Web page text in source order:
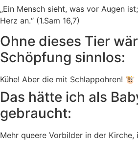
„Ein Mensch sieht, was vor Augen
Herz an.“ (1.Sam 16,7)
Ohne dieses Tier
Schöpfung sinnlos:
Kühe! Aber die mit Schlappohren! 🐮
Das hätte ich als
gebraucht:
Mehr queere Vorbilder in der Kirche,